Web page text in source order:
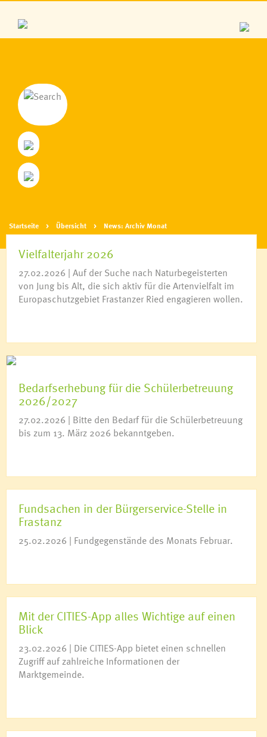
Startseite Übersicht News: Archiv Monat
Vielfalterjahr 2026
27.02.2026 | Auf der Suche nach Naturbegeisterten
von Jung bis Alt, die sich aktiv für die Artenvielfalt im
Europaschutzgebiet Frastanzer Ried engagieren wollen.
Bedarfserhebung für die Schülerbetreuung
2026/2027
27.02.2026 | Bitte den Bedarf für die Schülerbetreuung
bis zum 13. März 2026 bekanntgeben.
Fundsachen in der Bürgerservice-Stelle in
Frastanz
25.02.2026 | Fundgegenstände des Monats Februar.
Mit der CITIES-App alles Wichtige auf einen
Blick
23.02.2026 | Die CITIES-App bietet einen schnellen
Zugriff auf zahlreiche Informationen der
Marktgemeinde.